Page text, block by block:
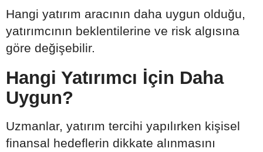
Hangi yatırım aracının daha uygun olduğu,
yatırımcının beklentilerine ve risk algısına
göre değişebilir.
Hangi Yatırımcı İçin Daha
Uygun?
Uzmanlar, yatırım tercihi yapılırken kişisel
finansal hedeflerin dikkate alınmasını